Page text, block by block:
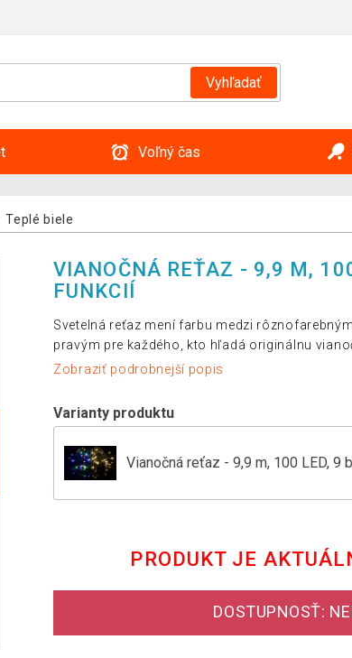
Vyhľadať
Voľný čas
Teplé biele
VIANOČNÁ REŤAZ - 9,9 M,
FUNKCIÍ
Svetelná reťaz mení farbu medzi
pravým pre každého, kto hľadá originálnu
Zobraziť podrobnejší popis
Varianty produktu
Vianočná reťaz - 9,9 m, 100 LED, 9
NEXOS Vianočná reťaz 39,9 m,
PRODUKT JE
DOSTUPNOSŤ: